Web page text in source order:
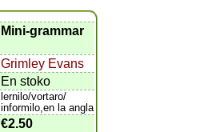
Mini-grammar
Grimley Evans
En stoko
lernilo/vortaro/
informilo,en la angla
€2.50